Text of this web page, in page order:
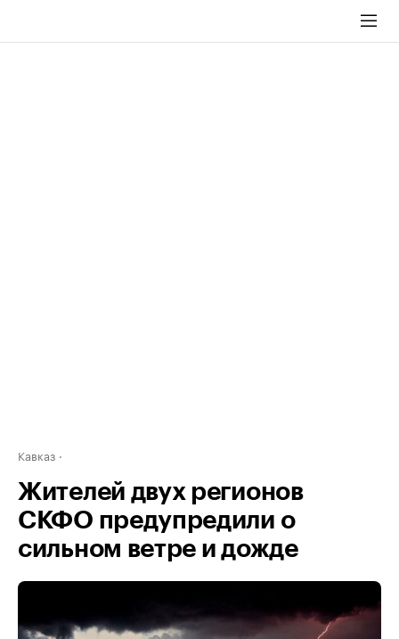
Кавказ
Жителей двух регионов
СКФО предупредили о
сильном ветре и дожде